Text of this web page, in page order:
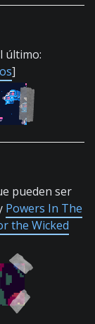
último:
]
pueden ser
Powers In The
the Wicked